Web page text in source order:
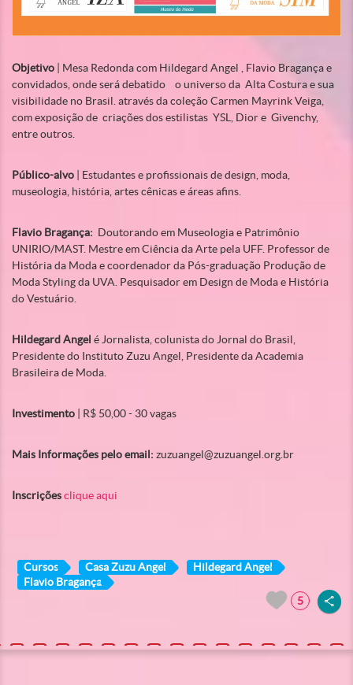
Objetivo
| Mesa Redonda com Hildegard Angel , Flavio Bragança e
convidados, onde será debatido o universo da Alta Costura e sua
visibilidade no Brasil. através da coleção Carmen Mayrink Veiga,
com exposição de criações dos estilistas YSL, Dior e Givenchy,
entre outros.
Público-alvo | Estudantes e profissionais de design, moda,
museologia, história, artes cênicas e áreas afins.
Flavio Bragança: Doutorando em Museologia e Patrimônio
UNIRIO/MAST. Mestre em Ciência da Arte pela UFF. Professor de
História da Moda e coordenador da Pós-graduação Produção de
Moda Styling da UVA. Pesquisador em Design de Moda e História
do Vestuário.
Hildegard Angel é Jornalista, colunista do Jornal do Brasil,
Presidente do Instituto Zuzu Angel, Presidente da Academia
Brasileira de Moda.
Investimento | R$ 50,00 - 30 vagas
Mais Informações pelo email: zuzuangel@zuzuangel.org.br
Inscriçõesclique aqui
Cursos Casa Zuzu Angel
Hildegard Angel
Flavio Bragança
5